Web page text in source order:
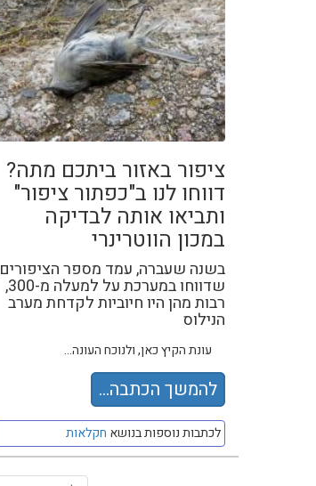
ציפור באזור ביתכם מתה?
דווחו לנו ב"כפתור ציפור"
ותביאו אותה לבדיקה
במכון הווטרינרי
בשנה שעברה, עמד מספר הציפורים
שדווחו במערכת על למעלה מ-300,
רבות מהן היו חיוביות לקדחת מערב
הנילוס
עונת הקיץ כאן, ולנוכח העונה...
להמשך הכתבה...
לכתבות נוספות בנושא חקלאות